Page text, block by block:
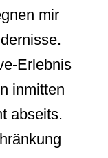
mir
Erlebnis
inmitten
abseits.